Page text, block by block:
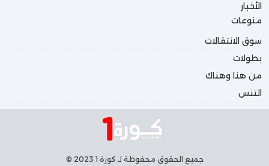
الأخبار
منوعات
سوق الانتقالات
بطولات
من هنا وهناك
التنس
جميع الحقوق محفوظة لـ كورة 1 2023 ©